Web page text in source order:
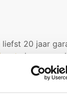
liefst 20 jaar
vloer zeer